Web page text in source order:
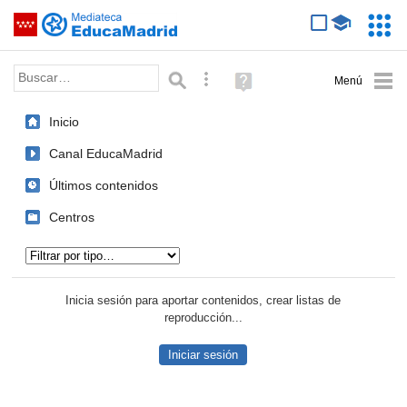
Saltar navegación
Palabra o frase: Búsqueda avanzada
Ayuda
(en
Inicio
Canal EducaMadrid
Últimos contenidos
Centros
Inicia sesión para aportar contenidos, crear listas de
reproducción...
Iniciar sesión